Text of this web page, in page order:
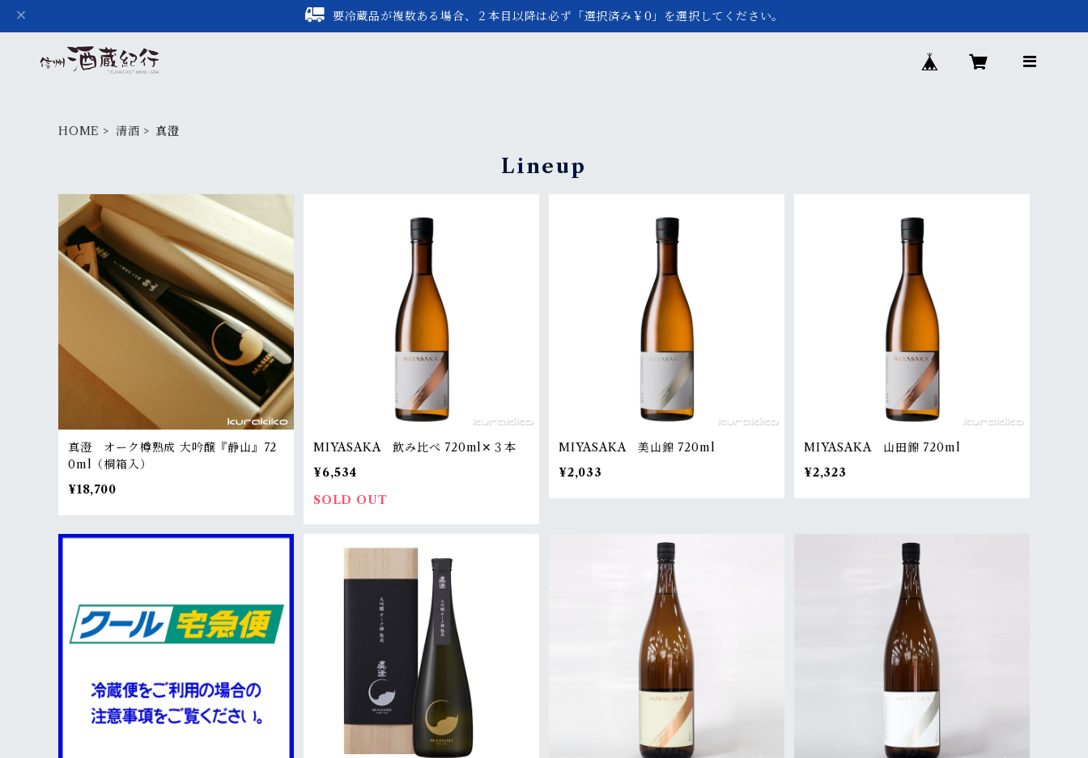
要冷蔵品が複数ある場合、２本目以降は必ず「選択済み￥0」を選択してください。
HOME 清酒 真澄
Lineup
真澄 オーク樽熟成 大吟醸『静山』72
0ml（桐箱入）
¥18,700
MIYASAKA 飲み比べ 720ml✕３本
¥6,534
SOLD OUT
MIYASAKA 美山錦 720ml
¥2,033
MIYASAKA 山田錦 720ml
¥2,323